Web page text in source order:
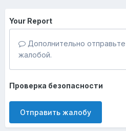
Your Report
Дополнительно
жалобой.
Проверка безопасности
Отправить жалобу